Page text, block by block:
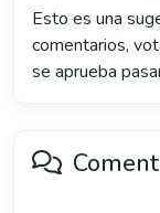
Esto es una
comentarios,
se aprueba